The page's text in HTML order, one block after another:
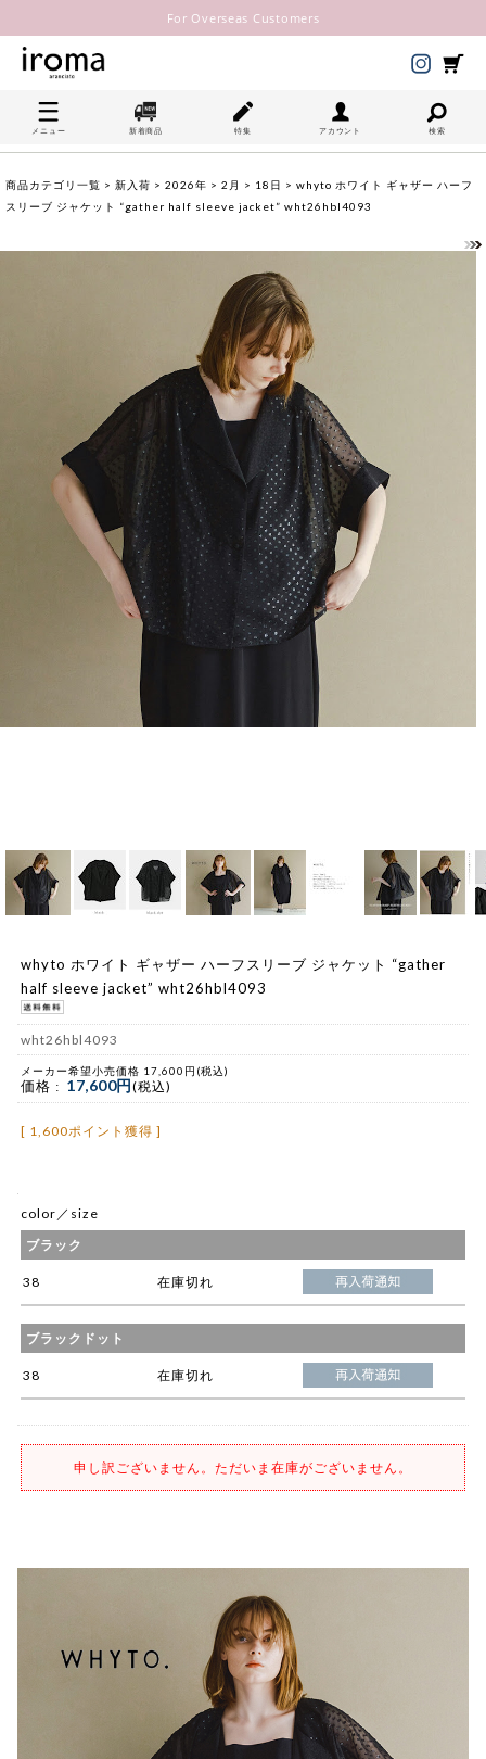
For Overseas Customers
メニュー 新着商品 特集 アカウント 検索
商品カテゴリ一覧 > 新入荷 > 2026年 > 2月 > 18日 > whyto ホワイト ギャザー ハーフ
スリーブ ジャケット “gather half sleeve jacket” wht26hbl4093
whyto ホワイト ギャザー ハーフスリーブ ジャケット “gather
half sleeve jacket” wht26hbl4093
wht26hbl4093
メーカー希望小売価格 17,600円(税込)
価格 : 17,600円(税込)
[ 1,600ポイント獲得 ]
color／size
ブラック
38 在庫切れ
ブラックドット
38 在庫切れ
申し訳ございません。ただいま在庫がございません。